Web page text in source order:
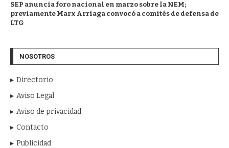
SEP anuncia foro nacional en marzo sobre la NEM;
previamente Marx Arriaga convocó a comités de defensa de
LTG
NOSOTROS
Directorio
Aviso Legal
Aviso de privacidad
Contacto
Publicidad